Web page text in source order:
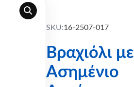
SKU:16-2507-017
Βραχιόλι με
Ασημένιο